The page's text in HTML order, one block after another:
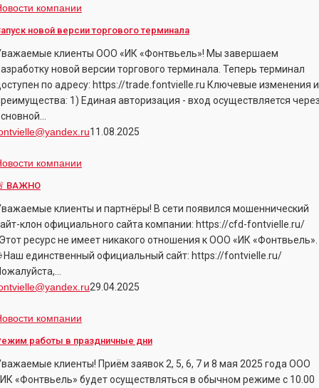
компании
новой версии торгового терминала
клиенты ООО «ИК «Фонтвьель»! Мы завершаем
новой версии торгового терминала. Теперь терминал
по адресу: https://trade.fontvielle.ru Ключевые изменения и
1) Единая авторизация - вход осуществляется
11.08.2025
компании
ВАЖНО
клиенты и партнёры! В сети появился мошеннический
клон официального сайта компании: https://cfd-fontvielle.ru/
ресурс не имеет никакого отношения к ООО «ИК «Фонтвьель».
Наш единственный официальный сайт: https://fontvielle.ru/
29.04.2025
компании
работы в праздничные дни
клиенты! Приём заявок 2, 5, 6, 7 и 8 мая 2025 года ООО
«Фонтвьель» будет осуществляться в обычном режиме с 10.00